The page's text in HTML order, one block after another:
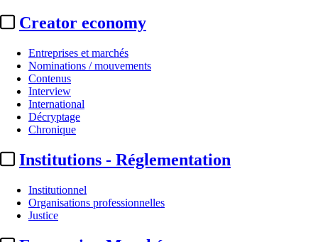
Creator economy
Entreprises et marchés
Nominations / mouvements
Contenus
Interview
International
Décryptage
Chronique
Institutions - Réglementation
Institutionnel
Organisations professionnelles
Justice